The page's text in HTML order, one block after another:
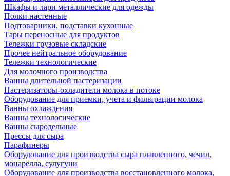
Шкафы и лари металлические для одежды
Полки настенные
Подтоварники, подставки кухонные
Тары переносные для продуктов
Тележки грузовые складские
Прочее нейтральное оборудование
Тележки технологические
Для молочного производства
Ванны длительной пастеризации
Пастеризаторы-охладители молока в потоке
Оборудование для приемки, учета и фильтрации молока
Ванны охлаждения
Ванны технологические
Ванны сыродельные
Прессы для сыра
Парафинеры
Оборудование для производства сыра плавленного, чечил,
моцарелла, сулугуни
Оборудование для производства восстановленного молока,